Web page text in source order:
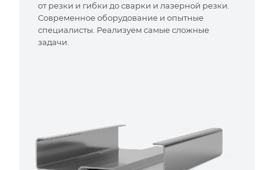
от резки и гибки до сварки и лазерной резки.
Современное оборудование и опытные
специалисты. Реализуем самые сложные
задачи.